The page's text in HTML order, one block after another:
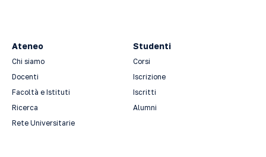
Ateneo
Chi siamo
Docenti
Facoltà e Istituti
Ricerca
Rete Universitarie
Studenti
Corsi
Iscrizione
Iscritti
Alumni